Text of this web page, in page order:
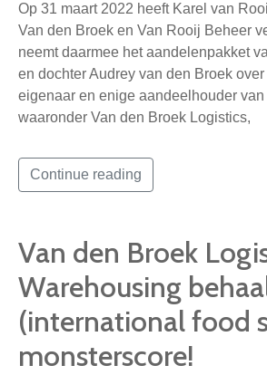
Op 31 maart 2022 heeft Karel van
Van den Broek en Van Rooij Beheer
neemt daarmee het aandelenpakket
en dochter Audrey van den Broek
eigenaar en enige aandeelhouder
waaronder Van den Broek Logistics,
Continue reading
Van den Broek
Warehousing
(international food
monsterscore!